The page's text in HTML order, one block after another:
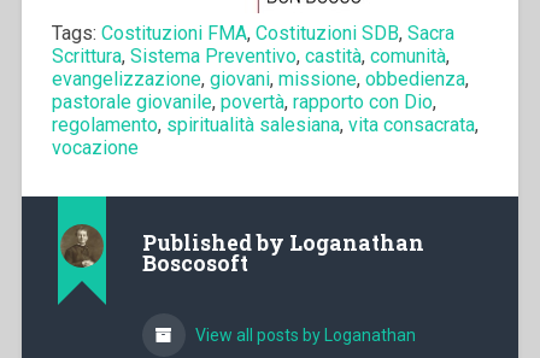
Tags: Costituzioni FMA, Costituzioni SDB, Sacra
Scrittura, Sistema Preventivo, castità, comunità,
evangelizzazione, giovani, missione, obbedienza,
pastorale giovanile, povertà, rapporto con Dio,
regolamento, spiritualità salesiana, vita consacrata,
vocazione
Published by Loganathan
Boscosoft
View all posts by Loganathan